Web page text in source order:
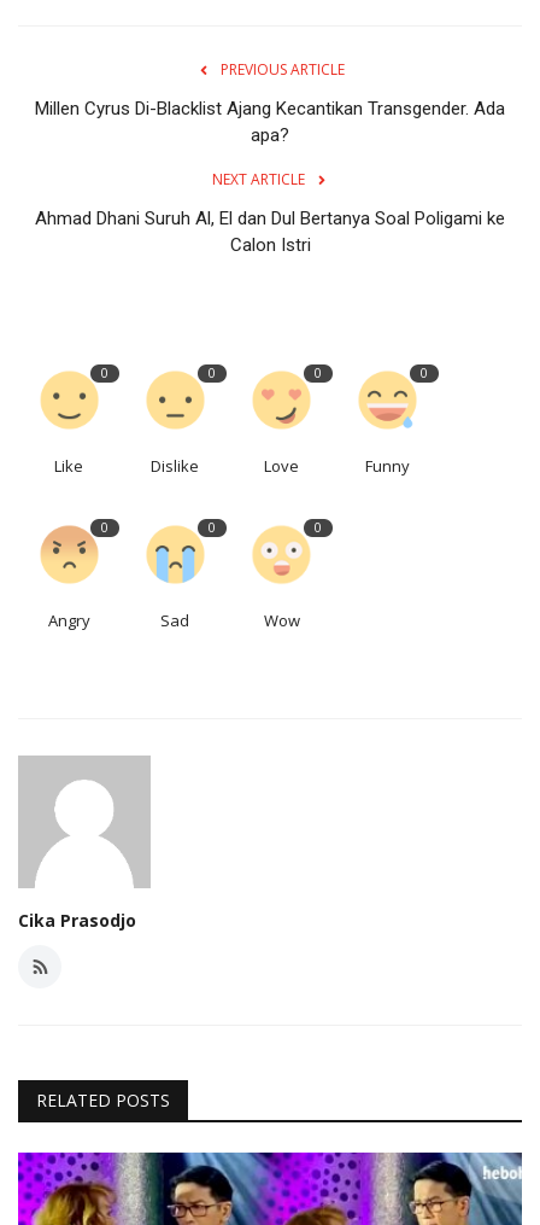
PREVIOUS ARTICLE
Millen Cyrus Di-Blacklist Ajang Kecantikan Transgender. Ada
apa?
NEXT ARTICLE
Ahmad Dhani Suruh Al, El dan Dul Bertanya Soal Poligami ke
Calon Istri
0
Like
0
Dislike
0
Love
0
Funny
0
Angry
0
Sad
0
Wow
Cika Prasodjo
RELATED POSTS